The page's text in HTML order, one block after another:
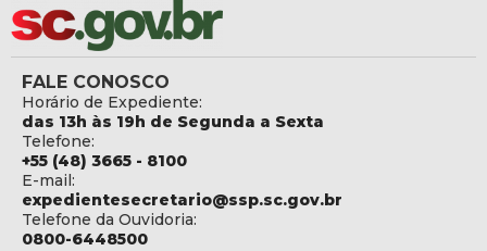
FALE CONOSCO
Horário de Expediente:
das 13h às 19h de Segunda a Sexta
Telefone:
+55 (48) 3665 - 8100
E-mail:
expedientesecretario@ssp.sc.gov.br
Telefone da Ouvidoria:
0800-6448500